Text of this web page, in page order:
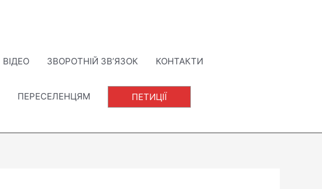
ВІДЕО ЗВОРОТНІЙ ЗВ’ЯЗОК КОНТАКТИ
ПЕРЕСЕЛЕНЦЯМ ПЕТИЦІЇ